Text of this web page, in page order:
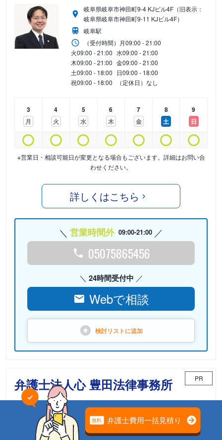
岐阜県岐阜市神田町9-4 KJビル4F（旧表示：
岐阜県岐阜市神田町9-11 KJビル4F）
岐阜駅
（受付時間） 月09:00 - 21:00
火09:00 - 21:00 水09:00 - 21:00
木09:00 - 21:00 金09:00 - 21:00
土09:00 - 18:00 日09:00 - 18:00
祝09:00 - 18:00 （定休日）なし
3
月
4
火
5
水
6
木
7
金
8
土
9
日
※営業日・相談可能日が変更となる場合もございます。詳細はお問い合
わせください。
詳しくはこちら
営業時間外 09:00-21:00
05075865456
24時間受付中
Webで相談
検討リストに追加
弁護士法人心 豊田法律事務所 PR
相続案件のための「相続チーム」が担当
電話相談可能 初回面談無料